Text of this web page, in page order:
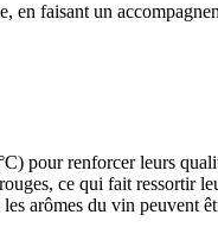
en faisant un
pour renforcer leurs
ce qui fait ressortir
arômes du vin peuvent